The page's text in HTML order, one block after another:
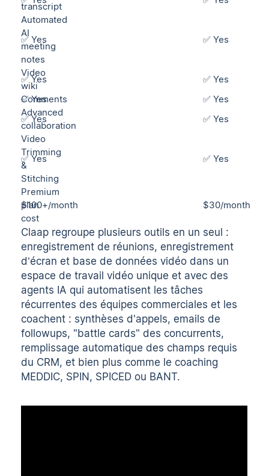
transcript
Automated
AI
meeting
notes
✅ Yes ✅ Yes
Video
wiki
✅ Yes
✅ Yes
Comments
✅ Yes
✅ Yes
Advanced
collaboration
✅ Yes
✅ Yes
Video
Trimming
&
Stitching
✅ Yes ✅ Yes
Premium
plan
cost
$100+/month $30/month
Claap regroupe plusieurs outils en un seul :
enregistrement de réunions, enregistrement
d’écran et base de données vidéo dans un
espace de travail vidéo unique et avec des
agents IA qui automatisent les tâches
récurrentes des équipes commerciales et les
coachent : synthèses d'appels, emails de
followups, "battle cards" des concurrents,
remplissage automatique des champs requis
du CRM, et bien plus comme le coaching
MEDDIC, SPIN, SPICED ou BANT.